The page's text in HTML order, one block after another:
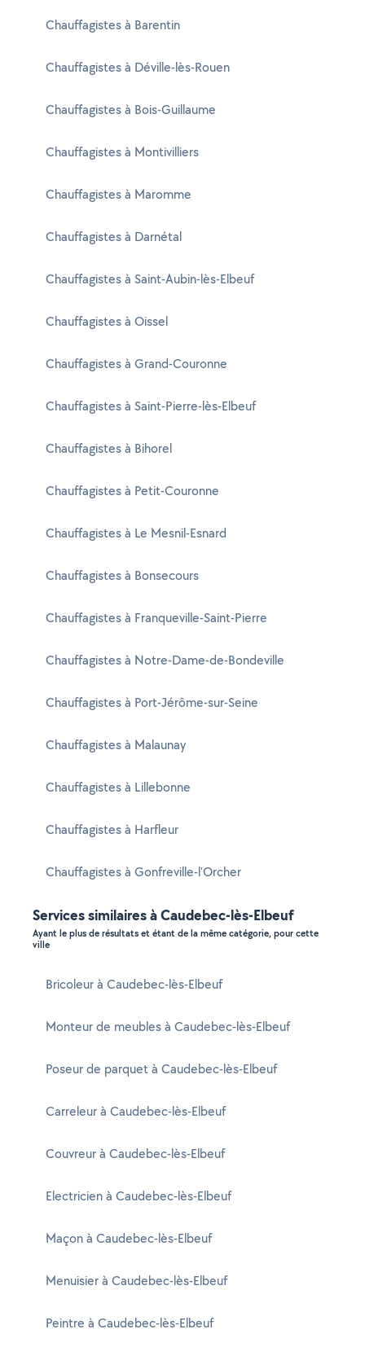
Chauffagistes à Barentin
Chauffagistes à Déville-lès-Rouen
Chauffagistes à Bois-Guillaume
Chauffagistes à Montivilliers
Chauffagistes à Maromme
Chauffagistes à Darnétal
Chauffagistes à Saint-Aubin-lès-Elbeuf
Chauffagistes à Oissel
Chauffagistes à Grand-Couronne
Chauffagistes à Saint-Pierre-lès-Elbeuf
Chauffagistes à Bihorel
Chauffagistes à Petit-Couronne
Chauffagistes à Le Mesnil-Esnard
Chauffagistes à Bonsecours
Chauffagistes à Franqueville-Saint-Pierre
Chauffagistes à Notre-Dame-de-Bondeville
Chauffagistes à Port-Jérôme-sur-Seine
Chauffagistes à Malaunay
Chauffagistes à Lillebonne
Chauffagistes à Harfleur
Chauffagistes à Gonfreville-l'Orcher
Services similaires à Caudebec-lès-Elbeuf
Ayant le plus de résultats et étant de la même catégorie, pour cette
ville
Bricoleur à Caudebec-lès-Elbeuf
Monteur de meubles à Caudebec-lès-Elbeuf
Poseur de parquet à Caudebec-lès-Elbeuf
Carreleur à Caudebec-lès-Elbeuf
Couvreur à Caudebec-lès-Elbeuf
Electricien à Caudebec-lès-Elbeuf
Maçon à Caudebec-lès-Elbeuf
Menuisier à Caudebec-lès-Elbeuf
Peintre à Caudebec-lès-Elbeuf